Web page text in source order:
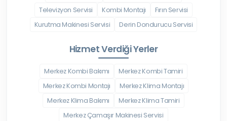
Televizyon Servisi
Kombi Montajı
Fırın Servisi
Kurutma Makinesi Servisi
Derin Dondurucu Servisi
Hizmet Verdiği Yerler
Merkez Kombi Bakımı
Merkez Kombi Tamiri
Merkez Kombi Montajı
Merkez Klima Montajı
Merkez Klima Bakımı
Merkez Klima Tamiri
Merkez Çamaşır Makinesi Servisi